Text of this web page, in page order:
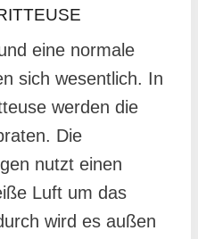
eine normale
sich wesentlich. In
werden die
Die
nutzt einen
Luft um das
wird es außen